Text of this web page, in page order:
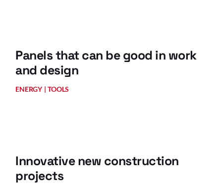
Panels that can be good in work
and design
ENERGY TOOLS
Innovative new construction
projects